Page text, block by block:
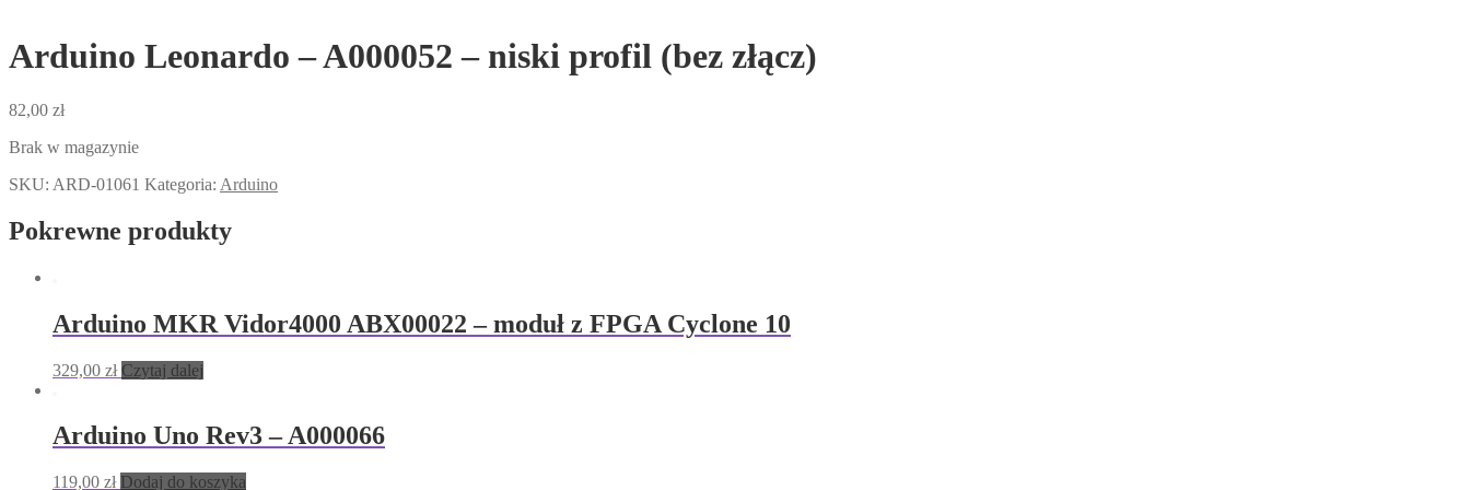
Arduino Leonardo – A000052 – niski profil (bez złącz)
82,00 zł
Brak w magazynie
SKU: ARD-01061 Kategoria: Arduino
Pokrewne produkty
Arduino MKR Vidor4000 ABX00022 – moduł z FPGA Cyclone 10
329,00 zł Czytaj dalej
Arduino Uno Rev3 – A000066
119,00 zł Dodaj do koszyka